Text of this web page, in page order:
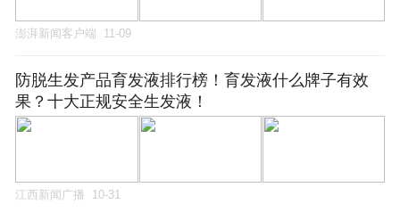
澎湃新闻客户端 11-09
防脱生发产品育发液排行榜！育发液什么牌子有效
果？十大正规安全生发液！
江西新闻广播 10-31